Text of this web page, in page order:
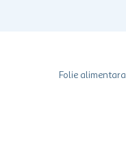
Folie alimentara